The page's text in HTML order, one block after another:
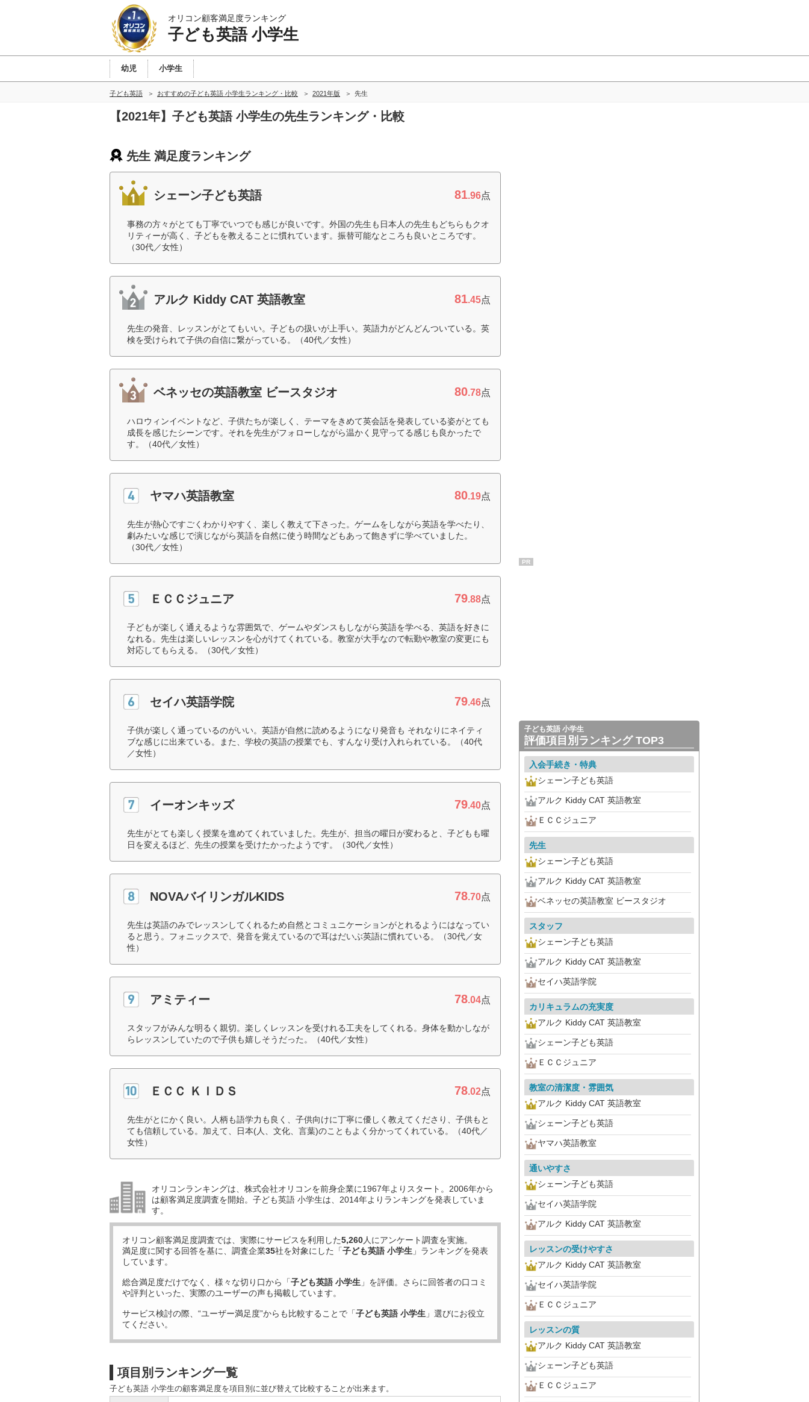
オリコン顧客満足度ランキング
子ども英語 小学生
幼児 小学生
子ども英語 おすすめの子ども英語 小学生ランキング・比較 2021年版 先生
【2021年】子ども英語 小学生の先生ランキング・比較
先生 満足度ランキング
シェーン子ども英語 81.96点
事務の方々がとても丁寧でいつでも感じが良いです。外国の先生も日本人の先生もどちらもクオ
リティーが高く、子どもを教えることに慣れています。振替可能なところも良いところです。
（30代／女性）
アルク Kiddy CAT 英語教室 81.45点
先生の発音、レッスンがとてもいい。子どもの扱いが上手い。英語力がどんどんついている。英
検を受けられて子供の自信に繋がっている。（40代／女性）
ベネッセの英語教室 ビースタジオ 80.78点
ハロウィンイベントなど、子供たちが楽しく、テーマをきめて英会話を発表している姿がとても
成長を感じたシーンです。それを先生がフォローしながら温かく見守ってる感じも良かったで
す。（40代／女性）
ヤマハ英語教室 80.19点
先生が熱心ですごくわかりやすく、楽しく教えて下さった。ゲームをしながら英語を学べたり、
劇みたいな感じで演じながら英語を自然に使う時間などもあって飽きずに学べていました。
（30代／女性）
ＥＣＣジュニア 79.88点
子どもが楽しく通えるような雰囲気で、ゲームやダンスもしながら英語を学べる、英語を好きに
なれる。先生は楽しいレッスンを心がけてくれている。教室が大手なので転勤や教室の変更にも
対応してもらえる。（30代／女性）
セイハ英語学院 79.46点
子供が楽しく通っているのがいい。英語が自然に読めるようになり発音も それなりにネイティ
ブな感じに出来ている。また、学校の英語の授業でも、すんなり受け入れられている。（40代
／女性）
イーオンキッズ 79.40点
先生がとても楽しく授業を進めてくれていました。先生が、担当の曜日が変わると、子どもも曜
日を変えるほど、先生の授業を受けたかったようです。（30代／女性）
NOVAバイリンガルKIDS 78.70点
先生は英語のみでレッスンしてくれるため自然とコミュニケーションがとれるようにはなってい
ると思う。フォニックスで、発音を覚えているので耳はだいぶ英語に慣れている。（30代／女
性）
アミティー 78.04点
スタッフがみんな明るく親切。楽しくレッスンを受けれる工夫をしてくれる。身体を動かしなが
らレッスンしていたので子供も嬉しそうだった。（40代／女性）
ＥＣＣ ＫＩＤＳ 78.02点
先生がとにかく良い。人柄も語学力も良く、子供向けに丁寧に優しく教えてくださり、子供もと
ても信頼している。加えて、日本(人、文化、言葉)のこともよく分かってくれている。（40代／
女性）
オリコンランキングは、株式会社オリコンを前身企業に1967年よりスタート。2006年から
は顧客満足度調査を開始。子ども英語 小学生は、2014年よりランキングを発表していま
す。
オリコン顧客満足度調査では、実際にサービスを利用した5,260人にアンケート調査を実施。
満足度に関する回答を基に、調査企業35社を対象にした「子ども英語 小学生 」ランキングを発表
しています。
総合満足度だけでなく、様々な切り口から「子ども英語 小学生 」を評価。さらに回答者の口コミ
や評判といった、実際のユーザーの声も掲載しています。
サービス検討の際、“ユーザー満足度”からも比較することで「子ども英語 小学生 」選びにお役立
てください。
項目別ランキング一覧
子ども英語 小学生の顧客満足度を項目別に並び替えて比較することが出来ます。
PR
子ども英語 小学生
評価項目別ランキング TOP3
入会手続き・特典
シェーン子ども英語
アルク Kiddy CAT 英語教室
ＥＣＣジュニア
先生
シェーン子ども英語
アルク Kiddy CAT 英語教室
ベネッセの英語教室 ビースタジオ
スタッフ
シェーン子ども英語
アルク Kiddy CAT 英語教室
セイハ英語学院
カリキュラムの充実度
アルク Kiddy CAT 英語教室
シェーン子ども英語
ＥＣＣジュニア
教室の清潔度・雰囲気
アルク Kiddy CAT 英語教室
シェーン子ども英語
ヤマハ英語教室
通いやすさ
シェーン子ども英語
セイハ英語学院
アルク Kiddy CAT 英語教室
レッスンの受けやすさ
アルク Kiddy CAT 英語教室
セイハ英語学院
ＥＣＣジュニア
レッスンの質
アルク Kiddy CAT 英語教室
シェーン子ども英語
ＥＣＣジュニア